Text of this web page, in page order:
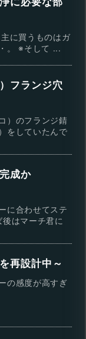
に買うものはガ
。 ※そして ...
フランジ穴
）のフランジ錆
をしていたんで
成か
に合わせてステ
はマーチ君に
再設計中～
の感度が高すぎ